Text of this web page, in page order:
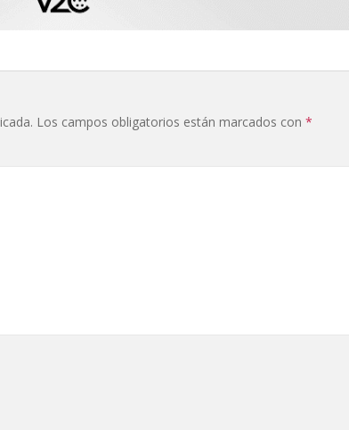
Los campos obligatorios están marcados con *